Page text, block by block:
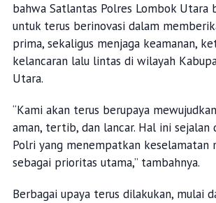
bahwa Satlantas Polres Lombok Utara
untuk terus berinovasi dalam
prima, sekaligus menjaga keamanan,
kelancaran lalu lintas di wilayah
Utara.
“Kami akan terus berupaya
aman, tertib, dan lancar. Hal ini sejalan
Polri yang menempatkan keselamatan
sebagai prioritas utama,” tambahnya.
Berbagai upaya terus dilakukan, mulai